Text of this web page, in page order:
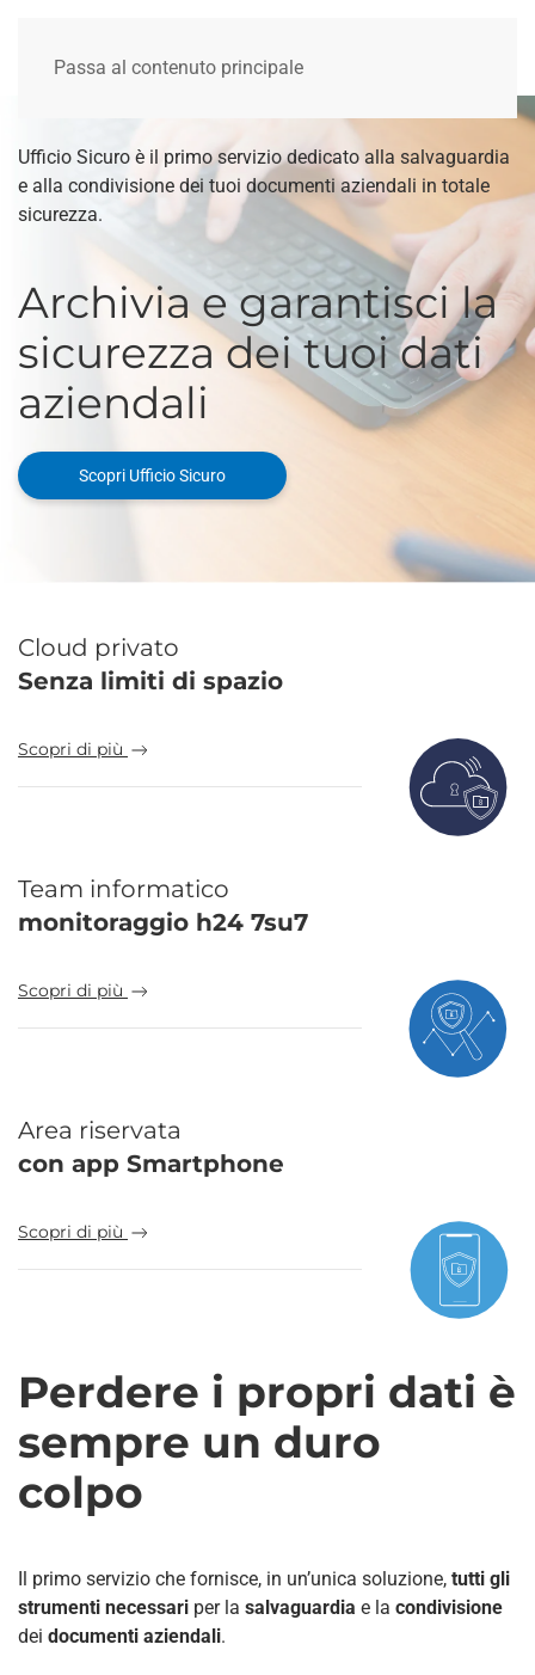
Passa al contenuto principale
Ufficio Sicuro è il primo servizio dedicato alla salvaguardia
e alla condivisione dei tuoi documenti aziendali in totale
sicurezza.
Archivia e garantisci la
sicurezza dei tuoi dati
aziendali
Scopri Ufficio Sicuro
Cloud privato
Senza limiti di spazio
Scopri di più
Team informatico
monitoraggio h24 7su7
Scopri di più
Area riservata
con app Smartphone
Scopri di più
Perdere i propri dati è
sempre un duro
colpo
Il primo servizio che fornisce, in un’unica soluzione, tutti gli
strumenti necessari per la salvaguardia e la condivisione
dei documenti aziendali.